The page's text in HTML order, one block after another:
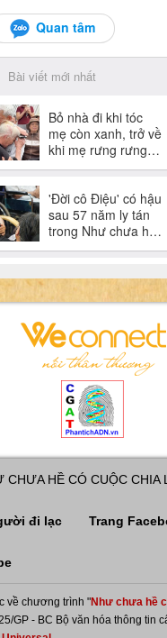
CHƯA HỀ CÓ CUỘC CHIA
đi lạc Trang
về chương trình "Như chưa hề
GP - BC Bộ văn hóa thông tin